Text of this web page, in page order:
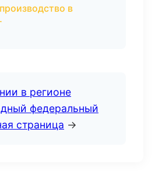
в
в регионе
федеральный
страница →